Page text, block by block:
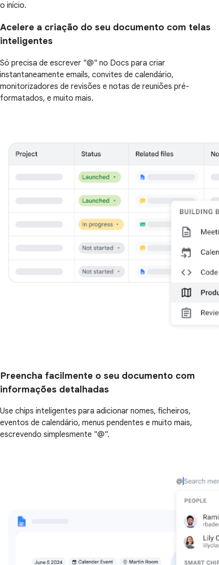
o início.
Acelere a criação do seu documento com telas
inteligentes
Só precisa de escrever "@" no Docs para criar
instantaneamente emails, convites de calendário,
monitorizadores de revisões e notas de reuniões pré-
formatados, e muito mais.
Preencha facilmente o seu documento com
informações detalhadas
Use chips inteligentes para adicionar nomes, ficheiros,
eventos de calendário, menus pendentes e muito mais,
escrevendo simplesmente "@".